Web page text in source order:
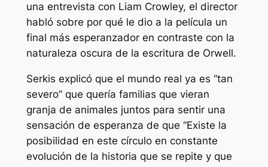
una entrevista con Liam Crowley, el director
habló sobre por qué le dio a la película un
final más esperanzador en contraste con la
naturaleza oscura de la escritura de Orwell.
Serkis explicó que el mundo real ya es “tan
severo” que quería familias que vieran
granja de animales juntos para sentir una
sensación de esperanza de que “Existe la
posibilidad en este círculo en constante
evolución de la historia que se repite y que